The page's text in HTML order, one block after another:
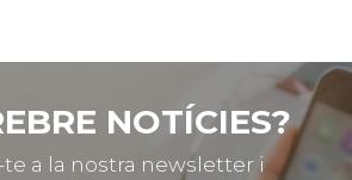
NOTÍCIES?
a la nostra newsletter i